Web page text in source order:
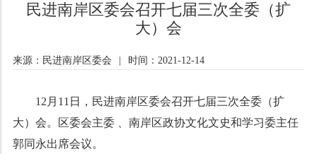
民进南岸区委会召开七届三次全委（扩
大）会
来源：民进南岸区委会 时间：2021-12-14
12月11日，民进南岸区委会召开七届三次全委（扩
大）会。区委会主委 、南岸区政协文化文史和学习委主任
郭同永出席会议。